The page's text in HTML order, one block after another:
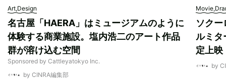
Art,Design
名古屋「HAERA」はミュージアムのように
体験する商業施設。塩内浩二のアート作品
群が溶け込む空間
Sponsored by Cattleyatokyo Inc.
by CINRA編集部
ソク
ルミタ
定上映
by